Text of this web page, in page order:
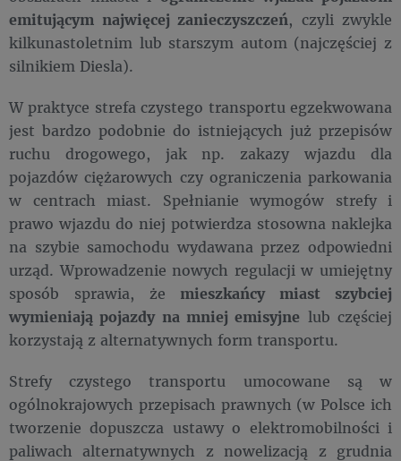
emitującym najwięcej zanieczyszczeń, czyli zwykle
kilkunastoletnim lub starszym autom (najczęściej z
silnikiem Diesla).
W praktyce strefa czystego transportu egzekwowana
jest bardzo podobnie do istniejących już przepisów
ruchu drogowego, jak np. zakazy wjazdu dla
pojazdów ciężarowych czy ograniczenia parkowania
w centrach miast. Spełnianie wymogów strefy i
prawo wjazdu do niej potwierdza stosowna naklejka
na szybie samochodu wydawana przez odpowiedni
urząd. Wprowadzenie nowych regulacji w umiejętny
sposób sprawia, że mieszkańcy miast szybciej
wymieniają pojazdy na mniej emisyjne lub częściej
korzystają z alternatywnych form transportu.
Strefy czystego transportu umocowane są w
ogólnokrajowych przepisach prawnych (w Polsce ich
tworzenie dopuszcza ustawy o elektromobilności i
paliwach alternatywnych z nowelizacją z grudnia